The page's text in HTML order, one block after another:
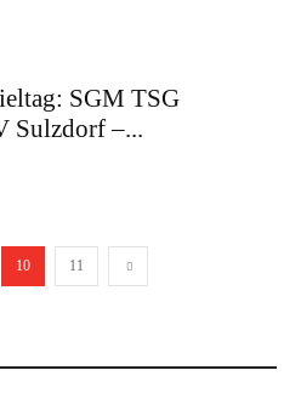
SGM TSG
Sulzdorf –...
10 11